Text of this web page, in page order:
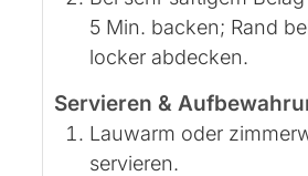
5 Min. backen; Rand
locker abdecken.
Servieren &
Lauwarm oder
servieren.